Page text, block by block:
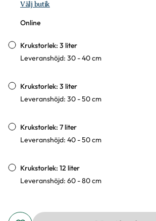
Välj butik
Online
Krukstorlek: 3 liter
Leveranshöjd: 30 - 40 cm
Krukstorlek: 3 liter
Leveranshöjd: 30 - 50 cm
Krukstorlek: 7 liter
Leveranshöjd: 40 - 50 cm
Krukstorlek: 12 liter
Leveranshöjd: 60 - 80 cm